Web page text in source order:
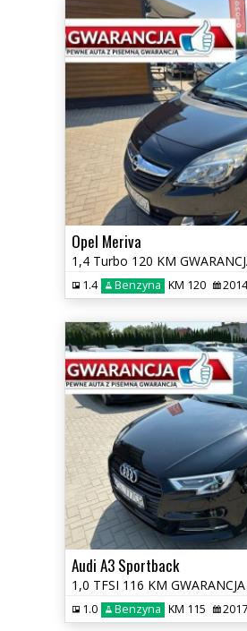
Opel Meriva
1.4 Benzyna KM 120 2014
Audi A3 Sportback
1.0 Benzyna KM 115 2017